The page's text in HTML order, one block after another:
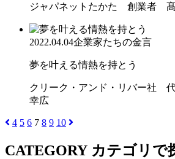
ジャパネットたかた 創業者
2022.04.04企業家たちの金言
夢を叶える情熱を持とう
クリーク・アンド・リバー社
幸広
4 5 6 7 8 9 10
CATEGORY カテゴリで